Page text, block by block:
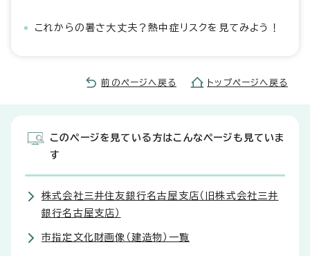
これからの暑さ大丈夫？熱中症リスクを見てみよう！
前のページへ戻る トップページへ戻る
このページを見ている方はこんなページも見ていま
す
株式会社三井住友銀行名古屋支店（旧株式会社三井
銀行名古屋支店）
市指定文化財画像（建造物）一覧